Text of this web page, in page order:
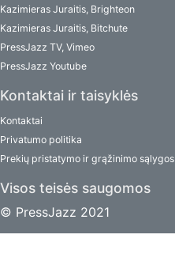
Kazimieras Juraitis, Brighteon
Kazimieras Juraitis, Bitchute
PressJazz TV, Vimeo
PressJazz Youtube
Kontaktai ir taisyklės
Kontaktai
Privatumo politika
Prekių pristatymo ir grąžinimo sąlygos
Visos teisės saugomos
© PressJazz 2021